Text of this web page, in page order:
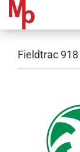
Fieldtrac 918